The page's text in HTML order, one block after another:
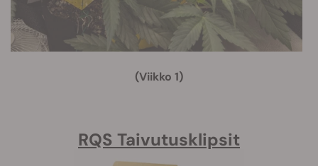
(Viikko 1)
RQS Taivutusklipsit